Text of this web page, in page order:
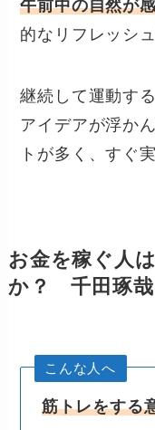
午前中の自然が
的なリフレッシ
継続して運動す
アイデアが浮か
トが多く、すぐ
お金を稼ぐ人
か？ 千田琢哉
こんな人へ
筋トレをする